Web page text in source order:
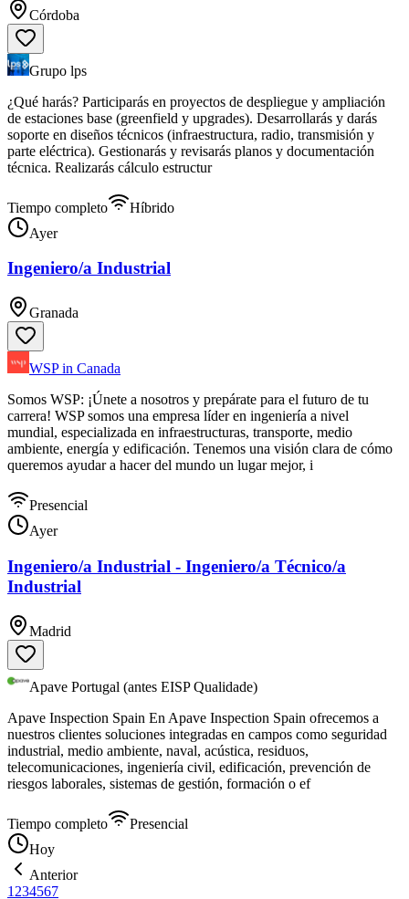
Córdoba
Grupo lps
¿Qué harás? Participarás en proyectos de despliegue y ampliación
de estaciones base (greenfield y upgrades). Desarrollarás y darás
soporte en diseños técnicos (infraestructura, radio, transmisión y
parte eléctrica). Gestionarás y revisarás planos y documentación
técnica. Realizarás cálculo estructur
Tiempo completo
Híbrido
Ayer
Ingeniero/a Industrial
Granada
WSP in Canada
Somos WSP: ¡Únete a nosotros y prepárate para el futuro de tu
carrera! WSP somos una empresa líder en ingeniería a nivel
mundial, especializada en infraestructuras, transporte, medio
ambiente, energía y edificación. Tenemos una visión clara de cómo
queremos ayudar a hacer del mundo un lugar mejor, i
Presencial
Ayer
Ingeniero/a Industrial - Ingeniero/a Técnico/a
Industrial
Madrid
Apave Portugal (antes EISP Qualidade)
Apave Inspection Spain En Apave Inspection Spain ofrecemos a
nuestros clientes soluciones integradas en campos como seguridad
industrial, medio ambiente, naval, acústica, residuos,
telecomunicaciones, ingeniería civil, edificación, prevención de
riesgos laborales, sistemas de gestión, formación o ef
Tiempo completo
Presencial
Hoy
Anterior
1 234567